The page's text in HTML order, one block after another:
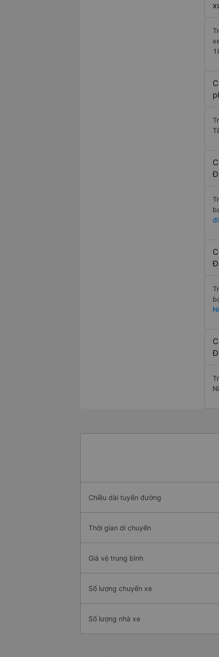
Chiều dài tuyến đường
Thời gian di chuyển
Giá vé trung bình
Số lượng chuyến xe
Số lượng nhà xe